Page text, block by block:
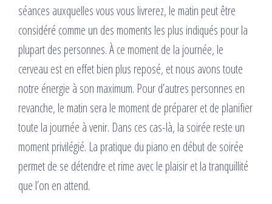
séances auxquelles vous vous livrerez, le matin peut être
considéré comme un des moments les plus indiqués pour la
plupart des personnes. À ce moment de la journée, le
cerveau est en effet bien plus reposé, et nous avons toute
notre énergie à son maximum. Pour d’autres personnes en
revanche, le matin sera le moment de préparer et de planifier
toute la journée à venir. Dans ces cas-là, la soirée reste un
moment privilégié. La pratique du piano en début de soirée
permet de se détendre et rime avec le plaisir et la tranquillité
que l’on en attend.